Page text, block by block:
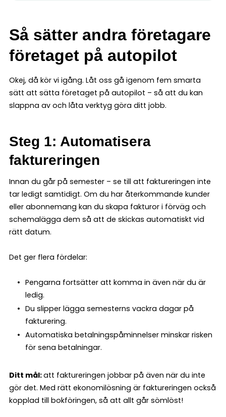
Så sätter andra företagare
företaget på autopilot
Okej, då kör vi igång. Låt oss gå igenom fem smarta
sätt att sätta företaget på autopilot – så att du kan
slappna av och låta verktyg göra ditt jobb.
Steg 1: Automatisera
faktureringen
Innan du går på semester – se till att faktureringen inte
tar ledigt samtidigt. Om du har återkommande kunder
eller abonnemang kan du skapa fakturor i förväg och
schemalägga dem så att de skickas automatiskt vid
rätt datum.
Det ger flera fördelar:
Pengarna fortsätter att komma in även när du är
ledig.
Du slipper lägga semesterns vackra dagar på
fakturering.
Automatiska betalningspåminnelser minskar risken
för sena betalningar.
Ditt mål:att faktureringen jobbar på även när du inte
gör det. Med rätt ekonomilösning är faktureringen också
kopplad till bokföringen, så att allt går sömlöst!